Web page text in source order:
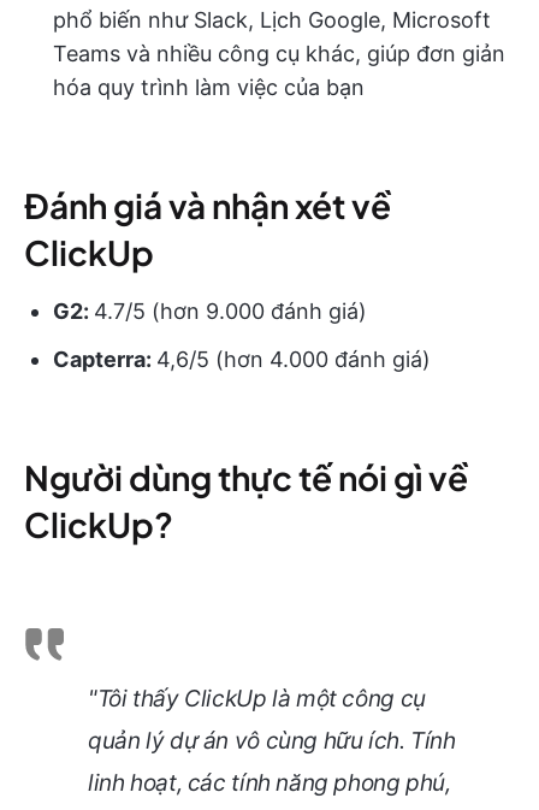
phổ biến như Slack, Lịch Google, Microsoft
Teams và nhiều công cụ khác, giúp đơn giản
hóa quy trình làm việc của bạn
Đánh giá và nhận xét về
ClickUp
G2: 4.7/5 (hơn 9.000 đánh giá)
Capterra: 4,6/5 (hơn 4.000 đánh giá)
Người dùng thực tế nói gì về
ClickUp?
"Tôi thấy ClickUp là một công cụ
quản lý dự án vô cùng hữu ích. Tính
linh hoạt, các tính năng phong phú,